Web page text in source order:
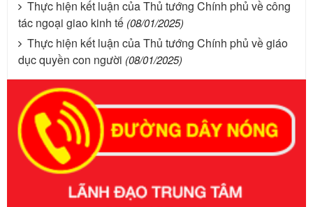
Thực hiện kết luận của Thủ tướng Chính phủ về công
tác ngoại giao kinh tế (08/01/2025)
Thực hiện kết luận của Thủ tướng Chính phủ về giáo
dục quyền con người (08/01/2025)